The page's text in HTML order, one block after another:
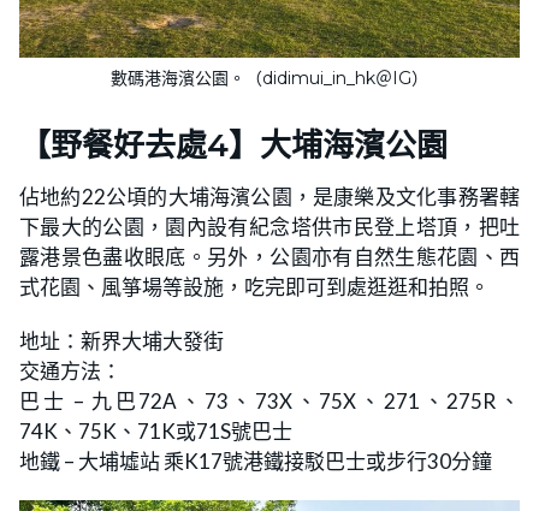
數碼港海濱公園。（didimui_in_hk＠IG）
【野餐好去處4】大埔海濱公園
佔地約22公頃的大埔海濱公園，是康樂及文化事務署轄
下最大的公園，園內設有紀念塔供市民登上塔頂，把吐
露港景色盡收眼底。另外，公園亦有自然生態花園、西
式花園、風箏場等設施，吃完即可到處逛逛和拍照。
地址：新界大埔大發街
交通方法：
巴士 – 九巴72A、73、73X、75X、271、275R、
74K、75K、71K或71S號巴士
地鐵 – 大埔墟站 乘K17號港鐵接駁巴士或步行30分鐘